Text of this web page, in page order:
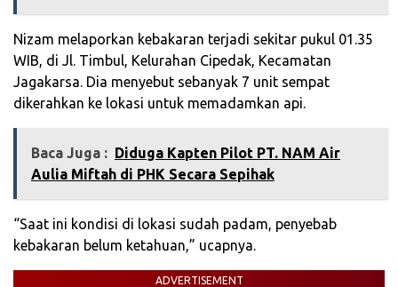
Nizam melaporkan kebakaran terjadi sekitar pukul 01.35
WIB, di Jl. Timbul, Kelurahan Cipedak, Kecamatan
Jagakarsa. Dia menyebut sebanyak 7 unit sempat
dikerahkan ke lokasi untuk memadamkan api.
Baca Juga : Diduga Kapten Pilot PT. NAM Air
Aulia Miftah di PHK Secara Sepihak
“Saat ini kondisi di lokasi sudah padam, penyebab
kebakaran belum ketahuan,” ucapnya.
ADVERTISEMENT